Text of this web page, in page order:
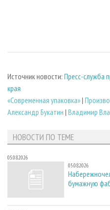
Источник новости: Пресс-служба
края
«Современная упаковка»|
Александр Букатин | Владимир
НОВОСТИ ПО ТЕМЕ
05.08.2026
05.08.2026
бумажную